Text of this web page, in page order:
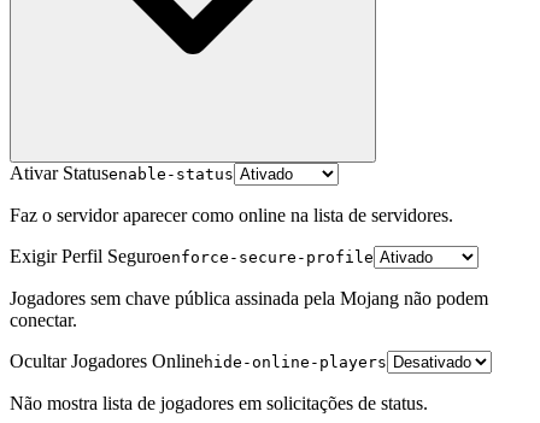
Ativar Statusenable-status
Faz o servidor aparecer como online na lista de servidores.
Exigir Perfil Seguroenforce-secure-profile
Jogadores sem chave pública assinada pela Mojang não podem
conectar.
Ocultar Jogadores Onlinehide-online-players
Não mostra lista de jogadores em solicitações de status.